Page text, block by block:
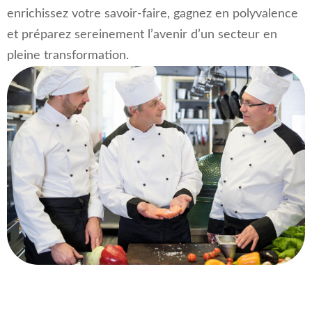
enrichissez votre savoir-faire, gagnez en polyvalence
et préparez sereinement l’avenir d’un secteur en
pleine transformation.